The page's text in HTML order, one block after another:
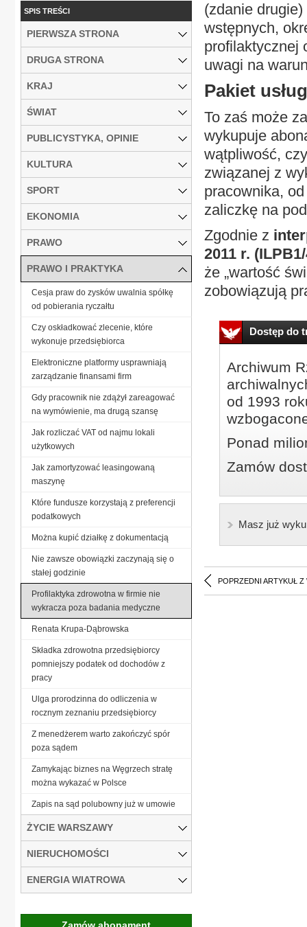
(zdanie
wstępnych,
profilaktycznej
uwagi na
Pakiet
To zaś może
wykupuje
wątpliwość,
związanej z
pracownika,
zaliczkę na
Zgodnie z
2011 r.
że „wartość
zobowiązują
Dostęp do
Archiwum
od 1993
Ponad
Zamów
Masz już
POPRZEDNI ARTYKUŁ Z
SPIS TREŚCI
PIERWSZA STRONA
DRUGA STRONA
KRAJ
ŚWIAT
PUBLICYSTYKA, OPINIE
KULTURA
SPORT
EKONOMIA
PRAWO
PRAWO I PRAKTYKA
Cesja praw do zysków uwalnia spółkę
od pobierania ryczałtu
Czy oskładkować zlecenie, które
wykonuje przedsiębiorca
Elektroniczne platformy usprawniają
zarządzanie finansami firm
Gdy pracownik nie zdążył zareagować
na wymówienie, ma drugą szansę
Jak rozliczać VAT od najmu lokali
użytkowych
Jak zamortyzować leasingowaną
maszynę
Które fundusze korzystają z preferencji
podatkowych
Można kupić działkę z dokumentacją
Nie zawsze obowiązki zaczynają się o
stałej godzinie
Profilaktyka zdrowotna w firmie nie
wykracza poza badania medyczne
Renata Krupa-Dąbrowska
Składka zdrowotna przedsiębiorcy
pomniejszy podatek od dochodów z
pracy
Ulga prorodzinna do odliczenia w
rocznym zeznaniu przedsiębiorcy
Z menedżerem warto zakończyć spór
poza sądem
Zamykając biznes na Węgrzech stratę
można wykazać w Polsce
Zapis na sąd polubowny już w umowie
ŻYCIE WARSZAWY
NIERUCHOMOŚCI
ENERGIA WIATROWA
Zamów abonament